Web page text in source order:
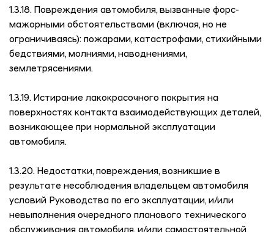
1.3.18. Повреждения автомобиля, вызванные форс-
мажорными обстоятельствами (включая, но не
ограничиваясь): пожарами, катастрофами, стихийными
бедствиями, молниями, наводнениями,
землетрясениями.
1.3.19. Истирание лакокрасочного покрытия на
поверхностях контакта взаимодействующих деталей,
возникающее при нормальной эксплуатации
автомобиля.
1.3.20. Недостатки, повреждения, возникшие в
результате несоблюдения владельцем автомобиля
условий Руководства по его эксплуатации, и/или
невыполнения очередного планового технического